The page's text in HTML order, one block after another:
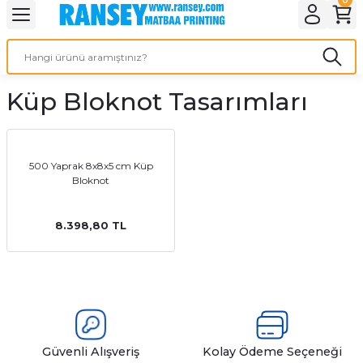
Geri Dön
Geri Dön
Geri Dön
Geri Dön
Ürünleri
Geri Dön
Geri Dön
Geri Dön
Küp Bloknot Tasarımları
500 Yaprak 8x8x5 cm Küp
Bloknot
8.398,80 TL
Güvenli Alışveriş Kolay Ödeme Seçeneği